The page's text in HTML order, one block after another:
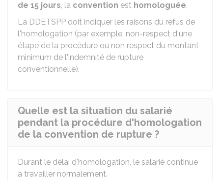
de 15 jours, la convention est homologuée.
La DDETSPP doit indiquer les raisons du refus de
l'homologation (par exemple, non-respect d'une
étape de la procédure ou non respect du montant
minimum de l'indemnité de rupture
conventionnelle).
Quelle est la situation du salarié
pendant la procédure d'homologation
de la convention de rupture ?
Durant le délai d'homologation, le salarié continue
à travailler normalement.